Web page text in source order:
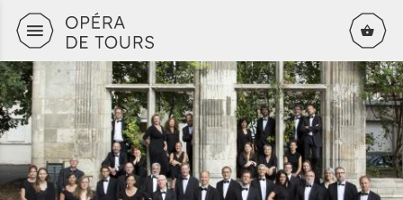
Aller au contenu principal